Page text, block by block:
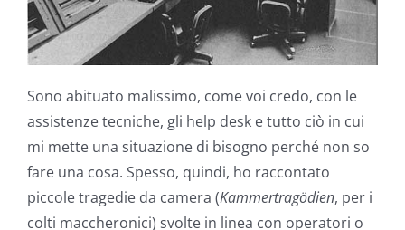
Sono abituato malissimo, come voi credo, con le
assistenze tecniche, gli help desk e tutto ciò in cui
mi mette una situazione di bisogno perché non so
fare una cosa. Spesso, quindi, ho raccontato
piccole tragedie da camera (Kammertragödien, per i
colti maccheronici) svolte in linea con operatori o